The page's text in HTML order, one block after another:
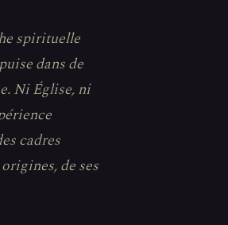
spirituelle
dans de
Ni Église, ni
cadres
de ses